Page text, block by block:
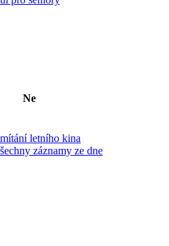
Ne
letního kina
záznamy ze dne